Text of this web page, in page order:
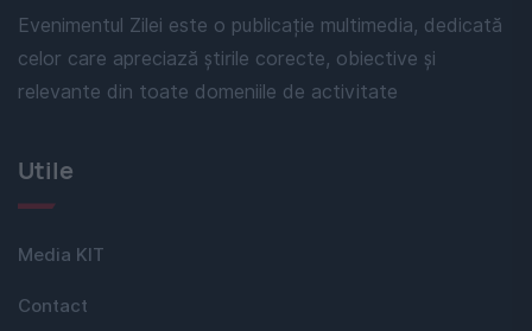
Evenimentul Zilei este o publicație multimedia, dedicată
celor care apreciază știrile corecte, obiective și
relevante din toate domeniile de activitate
Utile
Media KIT
Contact